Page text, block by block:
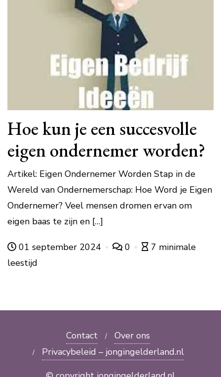
Hoe kun je een succesvolle
eigen ondernemer worden?
Artikel: Eigen Ondernemer Worden Stap in de
Wereld van Ondernemerschap: Hoe Word je Eigen
Ondernemer? Veel mensen dromen ervan om
eigen baas te zijn en […]
01 september 2024 0
7 minimale
leestijd
Contact
Over ons
Privacybeleid – jongingelderland.nl